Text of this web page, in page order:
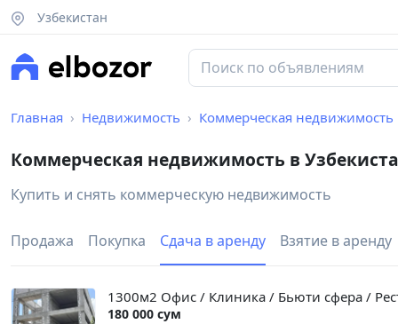
Узбекистан
Главная Недвижимость Коммерческая недвижимость
Коммерческая недвижимость в
Купить и снять коммерческую недвижимость
Продажа Покупка Сдача в аренду Взятие в аренду
1300м2 Офис / Клиника / Бьюти сфера /
180 000 сум